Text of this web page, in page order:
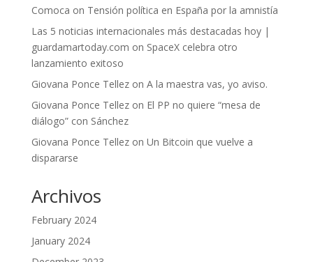
Comoca on Tensión política en España por la amnistía
Las 5 noticias internacionales más destacadas hoy |
guardamartoday.com on SpaceX celebra otro
lanzamiento exitoso
Giovana Ponce Tellezon A la maestra vas, yo aviso.
Giovana Ponce Tellezon El PP no quiere “mesa de
diálogo” con Sánchez
Giovana Ponce Tellezon Un Bitcoin que vuelve a
dispararse
Archivos
February 2024
January 2024